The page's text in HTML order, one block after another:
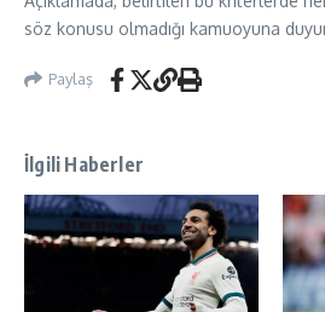
söz konusu olmadığı kamuoyuna
Paylaş
İlgili Haberler